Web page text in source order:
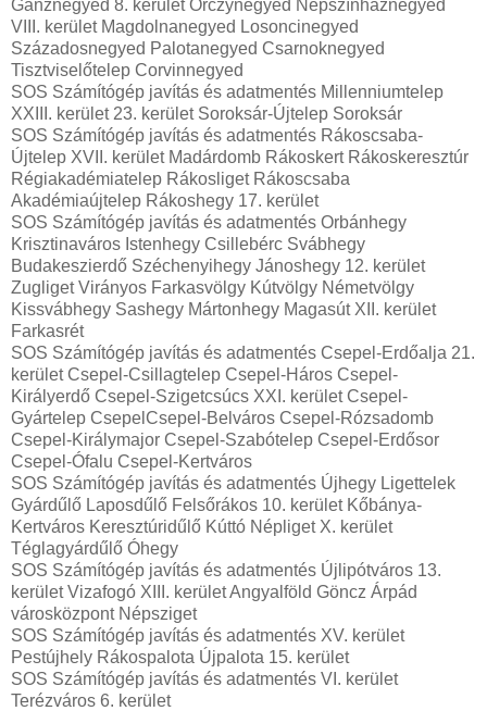
Ganznegyed 8. kerület Orczynegyed Népszínháznegyed
VIII. kerület Magdolnanegyed Losoncinegyed
Századosnegyed Palotanegyed Csarnoknegyed
Tisztviselőtelep Corvinnegyed
SOS Számítógép javítás és adatmentés Millenniumtelep
XXIII. kerület 23. kerület Soroksár-Újtelep Soroksár
SOS Számítógép javítás és adatmentés Rákoscsaba-
Újtelep XVII. kerület Madárdomb Rákoskert Rákoskeresztúr
Régiakadémiatelep Rákosliget Rákoscsaba
Akadémiaújtelep Rákoshegy 17. kerület
SOS Számítógép javítás és adatmentés Orbánhegy
Krisztinaváros Istenhegy Csillebérc Svábhegy
Budakeszierdő Széchenyihegy Jánoshegy 12. kerület
Zugliget Virányos Farkasvölgy Kútvölgy Németvölgy
Kissvábhegy Sashegy Mártonhegy Magasút XII. kerület
Farkasrét
SOS Számítógép javítás és adatmentés Csepel-Erdőalja 21.
kerület Csepel-Csillagtelep Csepel-Háros Csepel-
Királyerdő Csepel-Szigetcsúcs XXI. kerület Csepel-
Gyártelep CsepelCsepel-Belváros Csepel-Rózsadomb
Csepel-Királymajor Csepel-Szabótelep Csepel-Erdősor
Csepel-Ófalu Csepel-Kertváros
SOS Számítógép javítás és adatmentés Újhegy Ligettelek
Gyárdűlő Laposdűlő Felsőrákos 10. kerület Kőbánya-
Kertváros Keresztúridűlő Kúttó Népliget X. kerület
Téglagyárdűlő Óhegy
SOS Számítógép javítás és adatmentés Újlipótváros 13.
kerület Vizafogó XIII. kerület Angyalföld Göncz Árpád
városközpont Népsziget
SOS Számítógép javítás és adatmentés XV. kerület
Pestújhely Rákospalota Újpalota 15. kerület
SOS Számítógép javítás és adatmentés VI. kerület
Terézváros 6. kerület